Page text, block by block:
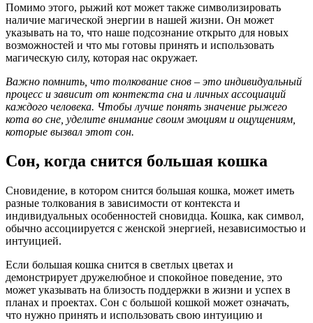
Помимо этого, рыжий кот может также символизировать
наличие магической энергии в нашей жизни. Он может
указывать на то, что наше подсознание открыто для новых
возможностей и что мы готовы принять и использовать
магическую силу, которая нас окружает.
Важно помнить, что толкование снов – это индивидуальный
процесс и зависит от контекста сна и личных ассоциаций
каждого человека. Чтобы лучше понять значение рыжего
кота во сне, уделите внимание своим эмоциям и ощущениям,
которые вызвал этот сон.
Сон, когда снится большая кошка
Сновидение, в котором снится большая кошка, может иметь
разные толкования в зависимости от контекста и
индивидуальных особенностей сновидца. Кошка, как символ,
обычно ассоциируется с женской энергией, независимостью и
интуицией.
Если большая кошка снится в светлых цветах и
демонстрирует дружелюбное и спокойное поведение, это
может указывать на близость поддержки в жизни и успех в
планах и проектах. Сон с большой кошкой может означать,
что нужно принять и использовать свою интуицию и